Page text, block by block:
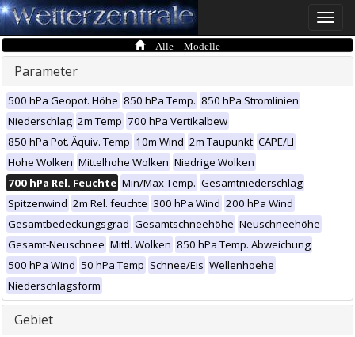
Toggle
Alle Modelle
Parameter
500 hPa Geopot. Höhe 850 hPa Temp. 850 hPa Stromlinien
Niederschlag 2m Temp 700 hPa Vertikalbew
850 hPa Pot. Äquiv. Temp 10m Wind 2m Taupunkt CAPE/LI
Hohe Wolken Mittelhohe Wolken Niedrige Wolken
700 hPa Rel. Feuchte Min/Max Temp. Gesamtniederschlag
Spitzenwind 2m Rel. feuchte 300 hPa Wind 200 hPa Wind
Gesamtbedeckungsgrad Gesamtschneehöhe Neuschneehöhe
Gesamt-Neuschnee Mittl. Wolken 850 hPa Temp. Abweichung
500 hPa Wind 50 hPa Temp Schnee/Eis Wellenhoehe
Niederschlagsform
Gebiet